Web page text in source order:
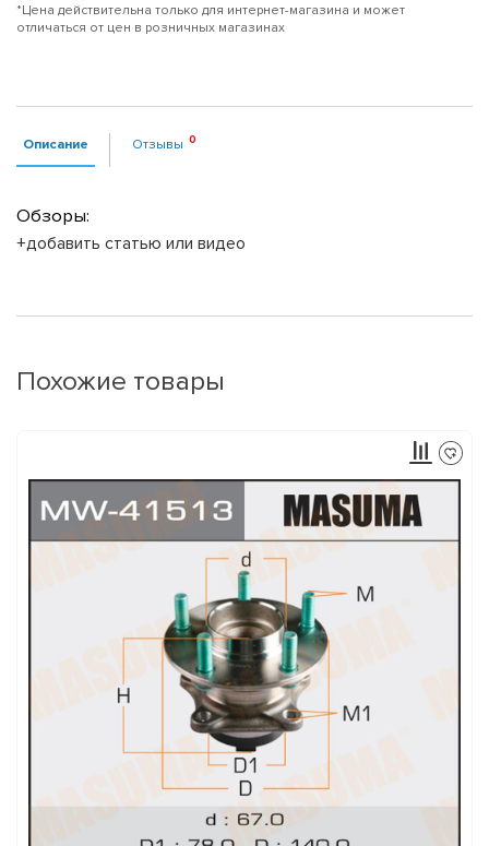
*Цена действительна только для интернет-магазина и может
отличаться от цен в розничных магазинах
Описание Отзывы
Обзоры:
+добавить статью или видео
Похожие товары